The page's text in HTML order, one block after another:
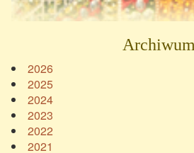
Archiwum
2026
2025
2024
2023
2022
2021